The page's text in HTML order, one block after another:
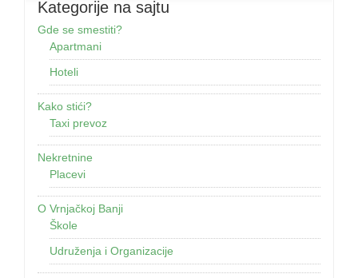
Kategorije na sajtu
Gde se smestiti?
Apartmani
Hoteli
Kako stići?
Taxi prevoz
Nekretnine
Placevi
O Vrnjačkoj Banji
Škole
Udruženja i Organizacije